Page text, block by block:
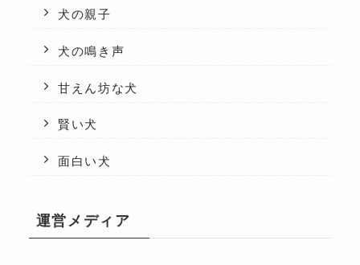
犬の親子
犬の鳴き声
甘えん坊な犬
賢い犬
面白い犬
運営メディア